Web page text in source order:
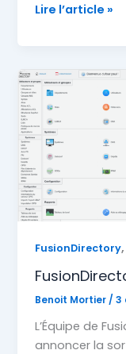
Quelles
en
2019
Lire l’article »
FusionDirectory,
Benoit Mortier /3
L’Équipe de
annoncer la